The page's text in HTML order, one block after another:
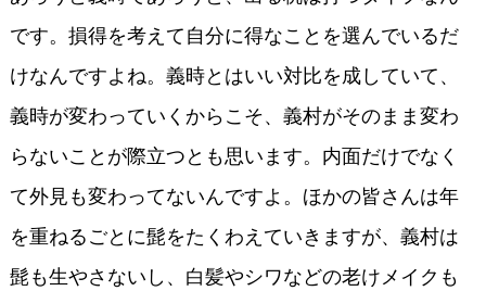
です。損得を考えて自分に得なことを選んでいるだ
けなんですよね。義時とはいい対比を成していて、
義時が変わっていくからこそ、義村がそのまま変わ
らないことが際立つとも思います。内面だけでなく
て外見も変わってないんですよ。ほかの皆さんは年
を重ねるごとに髭をたくわえていきますが、義村は
髭も生やさないし、白髪やシワなどの老けメイクも